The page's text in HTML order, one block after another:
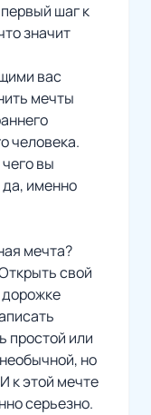
шаг к
значит
вас
мечты
человека.
вы
именно
мечта?
свой
дорожке
простой или
но
к этой мечте
серьезно.